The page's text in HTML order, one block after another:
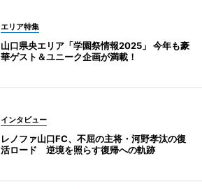
エリア特集
山口県央エリア「学園祭情報2025」 今年も豪
華ゲスト＆ユニーク企画が満載！
インタビュー
レノファ山口FC、不屈の主将・河野孝汰の復
活ロード 逆境を照らす復帰への軌跡